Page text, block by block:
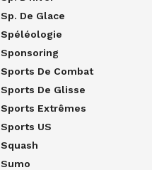
Sp. De Glace
Spéléologie
Sponsoring
Sports De Combat
Sports De Glisse
Sports Extrêmes
Sports US
Squash
Sumo